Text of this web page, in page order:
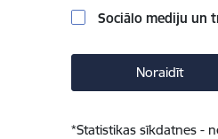
Sociālo mediju un
Noraidīt
*Statistikas sīkdatnes -